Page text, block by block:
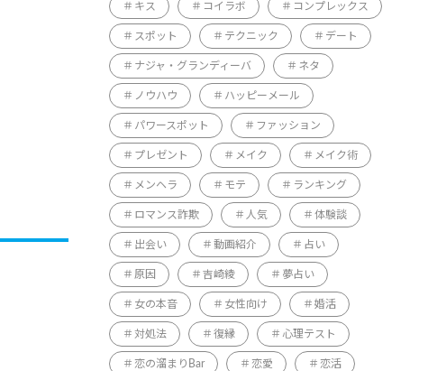
キス コイラボ コンプレックス
スポット テクニック デート
ナジャ・グランディーバ ネタ
ノウハウ ハッピーメール
パワースポット ファッション
プレゼント メイク メイク術
メンヘラ モテ ランキング
ロマンス詐欺 人気 体験談
出会い 動画紹介 占い
原因 吉崎綾 夢占い
女の本音 女性向け 婚活
対処法 復縁 心理テスト
恋の溜まりBar 恋愛 恋活